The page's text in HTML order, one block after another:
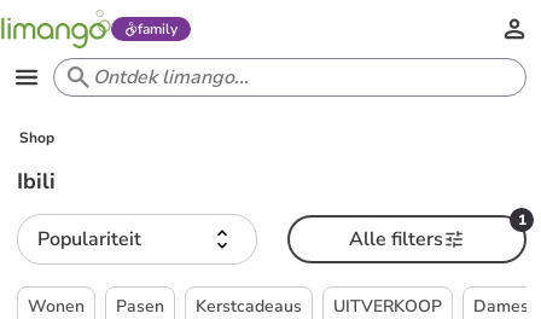
family
Shop
Ibili
Populariteit
1
Alle filters
Wonen Pasen Kerstcadeaus UITVERKOOP Dames